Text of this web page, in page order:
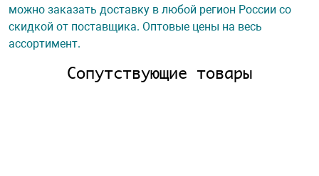
можно заказать доставку в любой регион России со
скидкой от поставщика. Оптовые цены на весь
ассортимент.
Сопутствующие товары